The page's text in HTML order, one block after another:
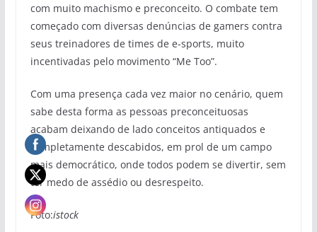
com muito machismo e preconceito. O combate tem
começado com diversas denúncias de gamers contra
seus treinadores de times de e-sports, muito
incentivadas pelo movimento “Me Too”.
Com uma presença cada vez maior no cenário, quem
sabe desta forma as pessoas preconceituosas
acabam deixando de lado conceitos antiquados e
completamente descabidos, em prol de um campo
mais democrático, onde todos podem se divertir, sem
ter medo de assédio ou desrespeito.
Foto:istock